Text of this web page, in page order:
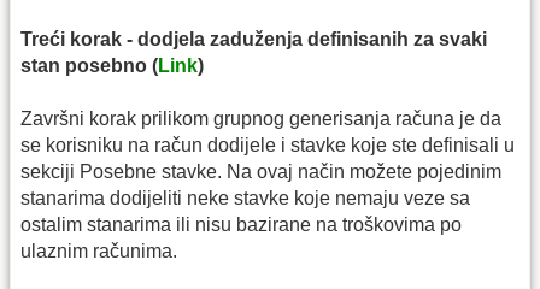
Treći korak - dodjela zaduženja definisanih za svaki
stan posebno (Link)
Završni korak prilikom grupnog generisanja računa je da
se korisniku na račun dodijele i stavke koje ste definisali u
sekciji Posebne stavke. Na ovaj način možete pojedinim
stanarima dodijeliti neke stavke koje nemaju veze sa
ostalim stanarima ili nisu bazirane na troškovima po
ulaznim računima.